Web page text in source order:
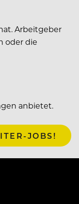
Arbeitgeber
oder die
anbietet.
JOBS!